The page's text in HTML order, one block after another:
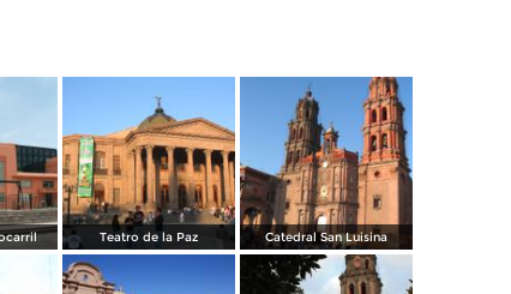
Teatro de la Paz Catedral San Luisina